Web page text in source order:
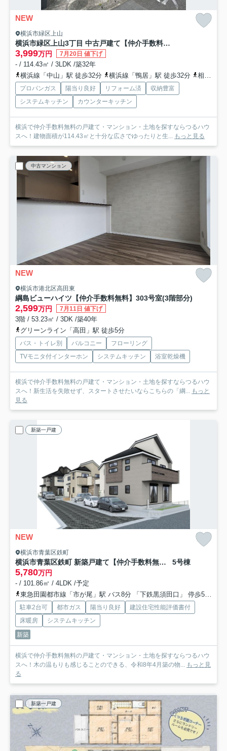
NEW
横浜市緑区上山
横浜市緑区上山3丁目 中古戸建て【仲介手数料無料】
3,999万円 7月20日 値下げ
- / 114.43㎡ / 3LDK /築32年
横浜線「中山」駅 徒歩32分
横浜線「鴨居」駅 徒歩32分 相鉄本線「鶴ケ峰」駅 徒歩48分
プロパンガス 陽当り良好 リフォーム済
収納豊富
システムキッチン
カウンターキッチン
横浜で仲介手数料無料の戸建て・マンション・土地を探すならつるハウ
スへ！建物面積が114.43㎡と十分な広さでゆったりと生...
もっと見る
中古マンション
NEW
横浜市港北区高田東
綱島ビューハイツ【仲介手数料無料】 303号室(3階部分)
2,599万円 7月11日 値下げ
3階 / 53.23㎡ / 3DK /築40年
グリーンライン「高田」駅 徒歩5分
バス・トイレ別 バルコニー
フローリング
TVモニタ付インターホン
システムキッチン 浴室乾燥機
横浜で仲介手数料無料の戸建て・マンション・土地を探すならつるハウ
スへ！新生活を失敗せず、スタートさせたいならこちらの「綱...
もっと
見る
新築一戸建
NEW
横浜市青葉区鉄町
横浜市青葉区鉄町 新築戸建て【仲介手数料無料】カースペース2台 5号棟
5,780万円
- / 101.86㎡ / 4LDK /予定
東急田園都市線「市が尾」駅 バス8分 「下鉄黒須田口」 停歩5分
駐車2台可 都市ガス 陽当り良好
建設住宅性能評価書付
床暖房
システムキッチン
新築
横浜で仲介手数料無料の戸建て・マンション・土地を探すならつるハウ
スへ！木の温もりも感じることのできる、令和8年4月築の物... もっと見
る
新築一戸建